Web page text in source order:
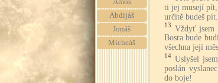
Ámos
Abdijáš
Jonáš
Micheáš
ti jej musejí pít,
určitě budeš pít.
13 Vždyť jsem
Bosra bude
všechna její
14 Uslyšel
poslán
do boje!